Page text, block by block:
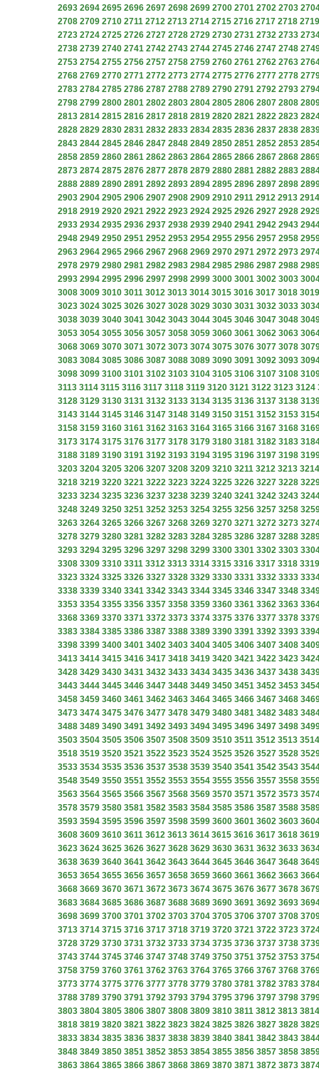
2693 2694 2695 2696 2697 2698 2699 2700 2701 2702 2703
2708 2709 2710 2711 2712 2713 2714 2715 2716 2717 2718 2719
2723 2724 2725 2726 2727 2728 2729 2730 2731 2732 2733
2738 2739 2740 2741 2742 2743 2744 2745 2746 2747 2748
2753 2754 2755 2756 2757 2758 2759 2760 2761 2762 2763
2768 2769 2770 2771 2772 2773 2774 2775 2776 2777 2778
2783 2784 2785 2786 2787 2788 2789 2790 2791 2792 2793
2798 2799 2800 2801 2802 2803 2804 2805 2806 2807 2808
2813 2814 2815 2816 2817 2818 2819 2820 2821 2822 2823
2828 2829 2830 2831 2832 2833 2834 2835 2836 2837 2838
2843 2844 2845 2846 2847 2848 2849 2850 2851 2852 2853
2858 2859 2860 2861 2862 2863 2864 2865 2866 2867 2868
2873 2874 2875 2876 2877 2878 2879 2880 2881 2882 2883
2888 2889 2890 2891 2892 2893 2894 2895 2896 2897 2898
2903 2904 2905 2906 2907 2908 2909 2910 2911 2912 2913 2914
2918 2919 2920 2921 2922 2923 2924 2925 2926 2927 2928
2933 2934 2935 2936 2937 2938 2939 2940 2941 2942 2943
2948 2949 2950 2951 2952 2953 2954 2955 2956 2957 2958
2963 2964 2965 2966 2967 2968 2969 2970 2971 2972 2973
2978 2979 2980 2981 2982 2983 2984 2985 2986 2987 2988
2993 2994 2995 2996 2997 2998 2999 3000 3001 3002 3003
3008 3009 3010 3011 3012 3013 3014 3015 3016 3017 3018 3019
3023 3024 3025 3026 3027 3028 3029 3030 3031 3032 3033
3038 3039 3040 3041 3042 3043 3044 3045 3046 3047 3048
3053 3054 3055 3056 3057 3058 3059 3060 3061 3062 3063
3068 3069 3070 3071 3072 3073 3074 3075 3076 3077 3078
3083 3084 3085 3086 3087 3088 3089 3090 3091 3092 3093
3098 3099 3100 3101 3102 3103 3104 3105 3106 3107 3108
3113 3114 3115 3116 3117 3118 3119 3120 3121 3122 3123 3124
3128 3129 3130 3131 3132 3133 3134 3135 3136 3137 3138
3143 3144 3145 3146 3147 3148 3149 3150 3151 3152 3153
3158 3159 3160 3161 3162 3163 3164 3165 3166 3167 3168
3173 3174 3175 3176 3177 3178 3179 3180 3181 3182 3183
3188 3189 3190 3191 3192 3193 3194 3195 3196 3197 3198
3203 3204 3205 3206 3207 3208 3209 3210 3211 3212 3213 3214
3218 3219 3220 3221 3222 3223 3224 3225 3226 3227 3228
3233 3234 3235 3236 3237 3238 3239 3240 3241 3242 3243
3248 3249 3250 3251 3252 3253 3254 3255 3256 3257 3258
3263 3264 3265 3266 3267 3268 3269 3270 3271 3272 3273
3278 3279 3280 3281 3282 3283 3284 3285 3286 3287 3288
3293 3294 3295 3296 3297 3298 3299 3300 3301 3302 3303
3308 3309 3310 3311 3312 3313 3314 3315 3316 3317 3318 3319
3323 3324 3325 3326 3327 3328 3329 3330 3331 3332 3333
3338 3339 3340 3341 3342 3343 3344 3345 3346 3347 3348
3353 3354 3355 3356 3357 3358 3359 3360 3361 3362 3363
3368 3369 3370 3371 3372 3373 3374 3375 3376 3377 3378
3383 3384 3385 3386 3387 3388 3389 3390 3391 3392 3393
3398 3399 3400 3401 3402 3403 3404 3405 3406 3407 3408
3413 3414 3415 3416 3417 3418 3419 3420 3421 3422 3423
3428 3429 3430 3431 3432 3433 3434 3435 3436 3437 3438
3443 3444 3445 3446 3447 3448 3449 3450 3451 3452 3453
3458 3459 3460 3461 3462 3463 3464 3465 3466 3467 3468
3473 3474 3475 3476 3477 3478 3479 3480 3481 3482 3483
3488 3489 3490 3491 3492 3493 3494 3495 3496 3497 3498
3503 3504 3505 3506 3507 3508 3509 3510 3511 3512 3513 3514
3518 3519 3520 3521 3522 3523 3524 3525 3526 3527 3528
3533 3534 3535 3536 3537 3538 3539 3540 3541 3542 3543
3548 3549 3550 3551 3552 3553 3554 3555 3556 3557 3558
3563 3564 3565 3566 3567 3568 3569 3570 3571 3572 3573
3578 3579 3580 3581 3582 3583 3584 3585 3586 3587 3588
3593 3594 3595 3596 3597 3598 3599 3600 3601 3602 3603
3608 3609 3610 3611 3612 3613 3614 3615 3616 3617 3618 3619
3623 3624 3625 3626 3627 3628 3629 3630 3631 3632 3633
3638 3639 3640 3641 3642 3643 3644 3645 3646 3647 3648
3653 3654 3655 3656 3657 3658 3659 3660 3661 3662 3663
3668 3669 3670 3671 3672 3673 3674 3675 3676 3677 3678
3683 3684 3685 3686 3687 3688 3689 3690 3691 3692 3693
3698 3699 3700 3701 3702 3703 3704 3705 3706 3707 3708
3713 3714 3715 3716 3717 3718 3719 3720 3721 3722 3723
3728 3729 3730 3731 3732 3733 3734 3735 3736 3737 3738
3743 3744 3745 3746 3747 3748 3749 3750 3751 3752 3753
3758 3759 3760 3761 3762 3763 3764 3765 3766 3767 3768
3773 3774 3775 3776 3777 3778 3779 3780 3781 3782 3783
3788 3789 3790 3791 3792 3793 3794 3795 3796 3797 3798
3803 3804 3805 3806 3807 3808 3809 3810 3811 3812 3813 3814
3818 3819 3820 3821 3822 3823 3824 3825 3826 3827 3828
3833 3834 3835 3836 3837 3838 3839 3840 3841 3842 3843
3848 3849 3850 3851 3852 3853 3854 3855 3856 3857 3858
3863 3864 3865 3866 3867 3868 3869 3870 3871 3872 3873